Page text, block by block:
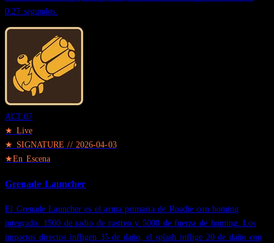
0.27 segundos.
ACT.07
★ Live
★ SIGNATURE // 2026-04-03
★En Escena
Grenade Launcher
El Grenade Launcher es el arma primaria de Roadie con homing
integrado: 1500 de radio de rastreo y 5000 de fuerza de homing. Los
impactos directos infligen 35 de daño, el splash inflige 20 de daño con